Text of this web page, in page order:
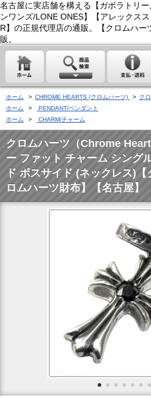
名古屋に実店舗を構える【ガボラトリ
ンワンズ/LONE ONES】【アレックス
R】の正規代理店の通販。【クロムハー
販。
ホーム > CHROME HEARTS (クロムハーツ) > ク
ホーム
>
PENDANT/ペンダント
ホーム
> CHARM/チャーム
クロムハーツ（Chrome
ー ファット チャーム シング
ド ボスサイド (ネックレス)
ロムハーツ財布】【名古屋】